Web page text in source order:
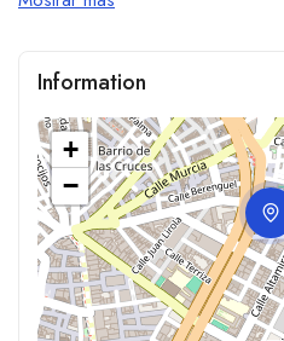
Information
+
−